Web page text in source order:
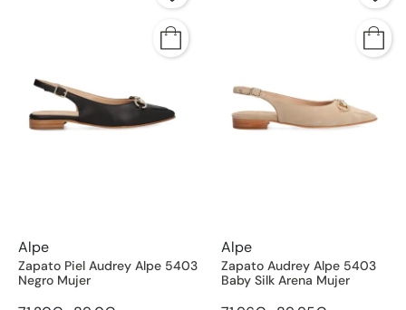
Alpe
Zapato Piel Audrey Alpe 5403
Negro Mujer
Alpe
Zapato Audrey Alpe 5403
Baby Silk Arena Mujer